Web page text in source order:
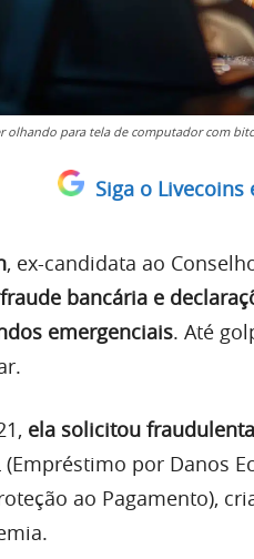
olhando para tela de computador com
Siga o
, ex-candidata ao
bancária e
emergenciais. Até
ela solicitou
(Empréstimo por Danos
ao Pagamento),